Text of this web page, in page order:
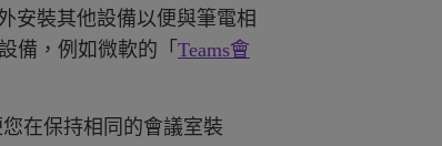
安裝其他設備以便與筆電相
備，例如微軟的「 Teams會
在保持相同的會議室裝